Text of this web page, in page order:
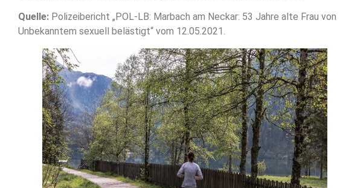
Quelle: Polizeibericht „POL-LB: Marbach am Neckar: 53 Jahre alte Frau von
Unbekanntem sexuell belästigt“ vom 12.05.2021.